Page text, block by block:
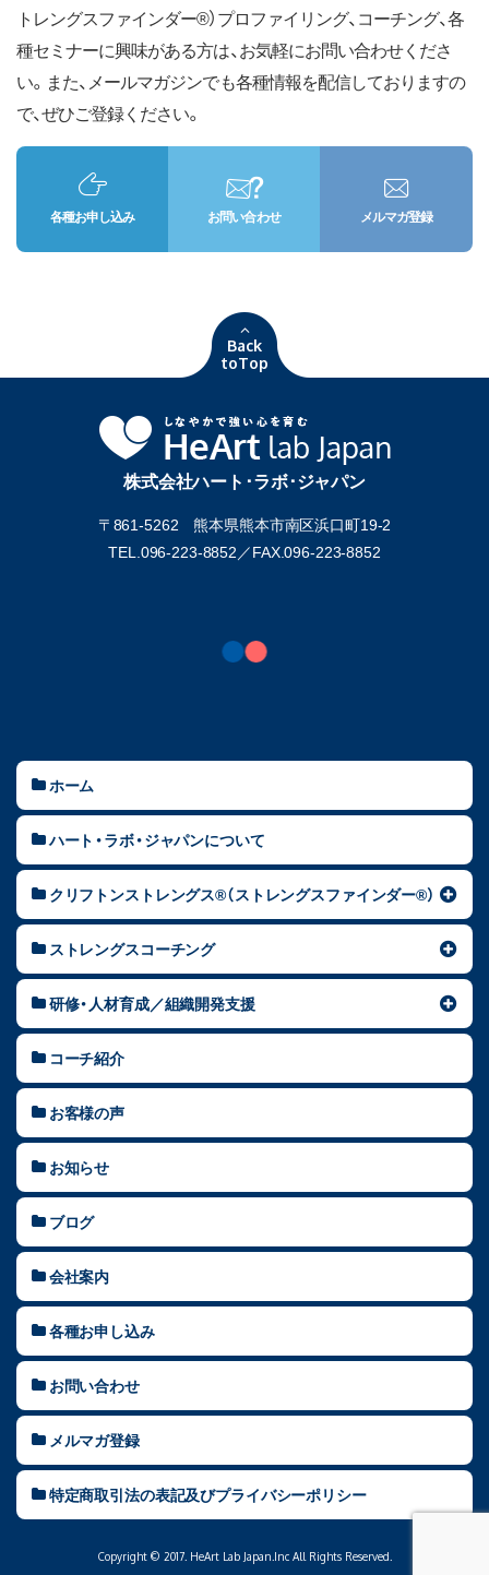
トレングスファインダー®）プロファイリング、コーチング、各
種セミナーに興味がある方は、お気軽にお問い合わせくださ
い。また、メールマガジンでも各種情報を配信しておりますの
で、ぜひご登録ください。
各種お申し込み お問い合わせ メルマガ登録
Back
toTop
株式会社ハート･ラボ･ジャパン
〒861-5262 熊本県熊本市南区浜口町19-2
TEL.096-223-8852／FAX.096-223-8852
ホーム
ハート・ラボ・ジャパンについて
クリフトンストレングス®（ストレングスファインダー®）
ストレングスコーチング
研修・人材育成／組織開発支援
コーチ紹介
お客様の声
お知らせ
ブログ
会社案内
各種お申し込み
お問い合わせ
メルマガ登録
特定商取引法の表記及びプライバシーポリシー
Copyright © 2017. HeArt Lab Japan.Inc All Rights Reserved.